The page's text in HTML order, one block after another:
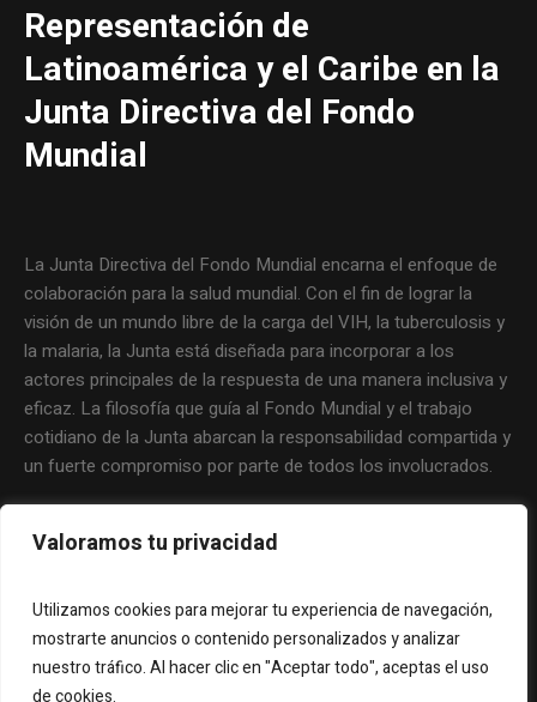
Valoramos tu privacidad
Utilizamos cookies para mejorar tu experiencia de navegación,
mostrarte anuncios o contenido personalizados y analizar
nuestro tráfico. Al hacer clic en "Aceptar todo", aceptas el uso
de cookies.
Representación de
Latinoamérica y el Caribe en la
Junta Directiva del Fondo
Mundial
La Junta Directiva del Fondo Mundial encarna el enfoque de
colaboración para la salud mundial. Con el fin de lograr la
visión de un mundo libre de la carga del VIH, la tuberculosis y
la malaria, la Junta está diseñada para incorporar a los
actores principales de la respuesta de una manera inclusiva y
eficaz. La filosofía que guía al Fondo Mundial y el trabajo
cotidiano de la Junta abarcan la responsabilidad compartida y
un fuerte compromiso por parte de todos los involucrados.